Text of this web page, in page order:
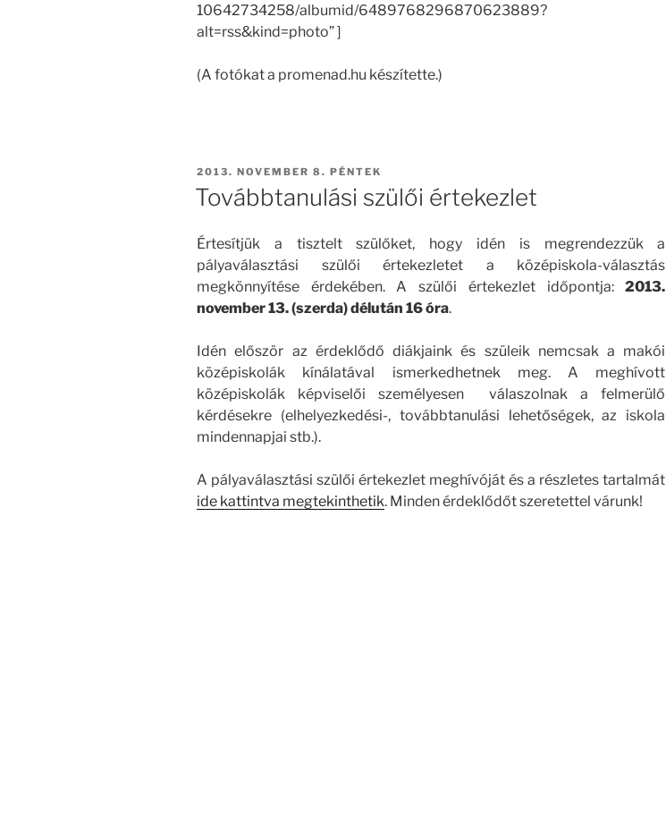
10642734258/albumid/6489768296870623889?
alt=rss&kind=photo” ]
(A fotókat a promenad.hu készítette.)
BEKÜLDVE:
2013. NOVEMBER 8. PÉNTEK
Továbbtanulási szülői értekezlet
Értesítjük a tisztelt szülőket, hogy idén is megrendezzük a
pályaválasztási szülői értekezletet a középiskola-választás
megkönnyítése érdekében. A szülői értekezlet időpontja:2013.
november 13. (szerda) délután 16 óra.
Idén először az érdeklődő diákjaink és szüleik nemcsak a makói
középiskolák kínálatával ismerkedhetnek meg. A meghívott
középiskolák képviselői személyesen válaszolnak a felmerülő
kérdésekre (elhelyezkedési-, továbbtanulási lehetőségek, az iskola
mindennapjai stb.).
A pályaválasztási szülői értekezlet meghívóját és a részletes tartalmát
ide kattintva megtekinthetik. Minden érdeklődőt szeretettel várunk!